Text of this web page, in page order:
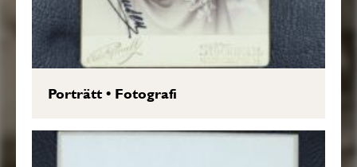
Porträtt• Fotografi